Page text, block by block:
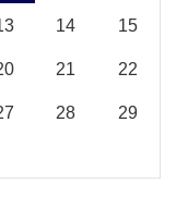
14 15
21 22
28 29